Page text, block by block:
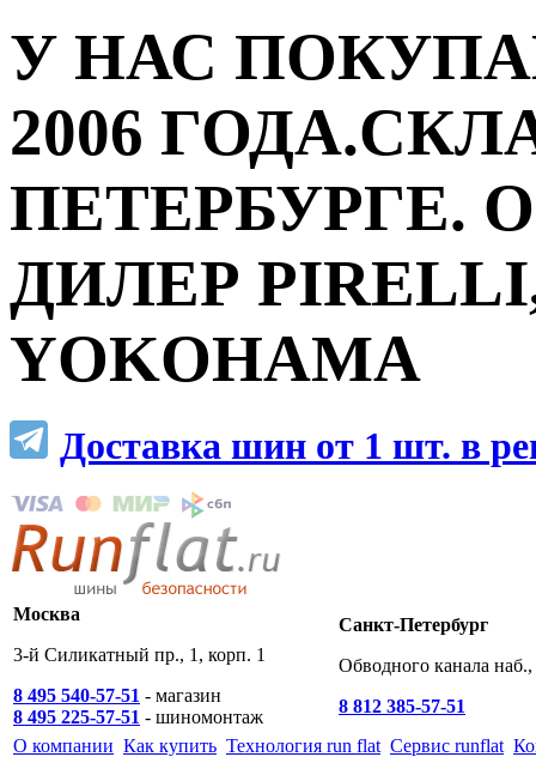
У НАС
2006
ПЕТЕРБУРГЕ.
ДИЛЕР
YOKOHAMA
Доставка шин от 1 шт. в
Москва
3-й Силикатный пр., 1, корп. 1
8 495 540-57-51 - магазин
8 495 225-57-51 - шиномонтаж
Санкт-Петербург
Обводного канала
8 812 385-57-51
О компании Как купить Технология run flat Сервис runflat